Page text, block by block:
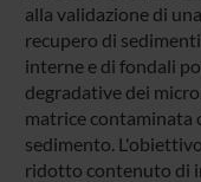
alla validazione di
recupero di
interne e di fondali
degradative dei
matrice
sedimento.
ridotto contenuto di